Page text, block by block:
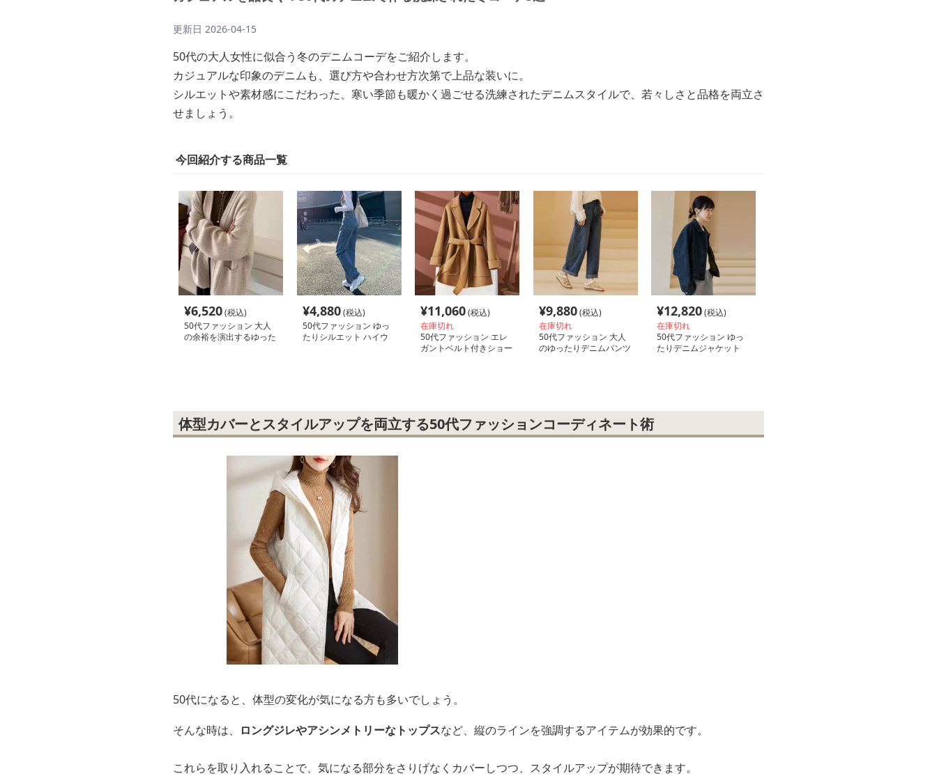
更新日 2026-04-15
50代の大人女性に似合う冬のデニムコーデをご紹介します。
カジュアルな印象のデニムも、選び方や合わせ方次第で上品な装いに。
シルエットや素材感にこだわった、寒い季節も暖かく過ごせる洗練されたデニムスタイルで、若々しさと品格を両立さ
せましょう。
今回紹介する商品一覧
¥6,520(税込)
50代ファッション 大人
の余裕を演出するゆった
¥4,880(税込)
50代ファッション ゆっ
たりシルエット ハイウ
¥11,060(税込)
在庫切れ
50代ファッション エレ
ガントベルト付きショー
¥9,880(税込)
在庫切れ
50代ファッション 大人
のゆったりデニムパンツ
¥12,820(税込)
在庫切れ
50代ファッション ゆっ
たりデニムジャケット
体型カバーとスタイルアップを両立する50代ファッションコーディネート術
50代になると、体型の変化が気になる方も多いでしょう。
そんな時は、
ロングジレやアシンメトリーなトップスなど、縦のラインを強調するアイテムが効果的です。
これらを取り入れることで、気になる部分をさりげなくカバーしつつ、スタイルアップが期待できます。